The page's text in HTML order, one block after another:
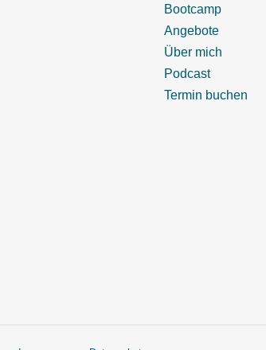
Bootcamp
Angebote
Über mich
Podcast
Termin buchen